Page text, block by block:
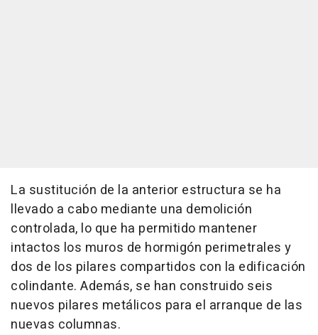
La sustitución de la anterior estructura se ha
llevado a cabo mediante una demolición
controlada, lo que ha permitido mantener
intactos los muros de hormigón perimetrales y
dos de los pilares compartidos con la edificación
colindante. Además, se han construido seis
nuevos pilares metálicos para el arranque de las
nuevas columnas.